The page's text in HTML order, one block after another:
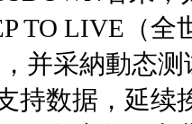
TO LIVE（
并采納動态测
持数据，延续